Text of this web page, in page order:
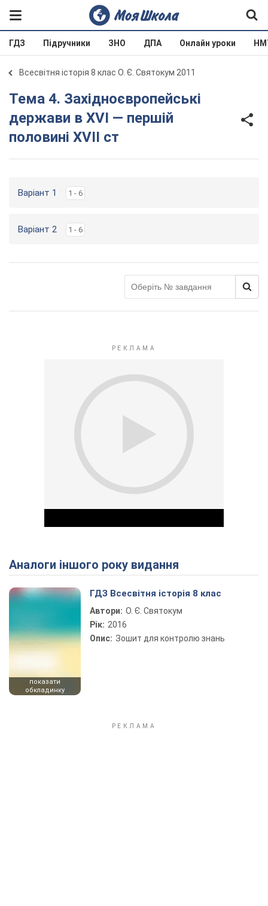
ГДЗ Підручники ЗНО ДПА Онлайн уроки
Всесвітня історія 8 клас О. Є. Святокум 2011
Тема 4. Західноєвропейські
держави в XVI — першій
половині XVII ст
Варіант 1 1 - 6
Варіант 2 1 - 6
Play Video
Аналоги іншого року видання
показати
обкладинку
ГДЗ Всесвітня історія 8 клас
Автори: О. Є. Святокум
Рік: 2016
Опис: Зошит для контролю знань